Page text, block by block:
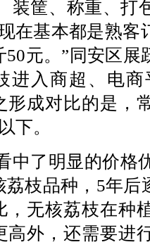
装筐、称重、打
在基本都是熟客
50元。”同安区
进入商超、电
形成对比的是，
下。
中了明显的价格
荔枝品种，5年
，无核荔枝在种
高外，还需要进